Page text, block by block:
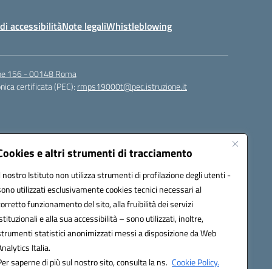
e altri strumenti di tracciamento
nostro Istituto non utilizza strumenti di profilazione degli utenti -
utilizzati esclusivamente cookies tecnici necessari al
funzionamento del sito, alla fruibilità dei servizi
e alla sua accessibilità – sono utilizzati, inoltre,
statistici anonimizzati messi a disposizione da Web
Italia.
saperne di più sul nostro sito, consulta la ns. Cookie Policy.
accessibilitàNote legaliWhistleblowing
156 - 00148 Roma
certificata (PEC): rmps19000t@pec.istruzione.it